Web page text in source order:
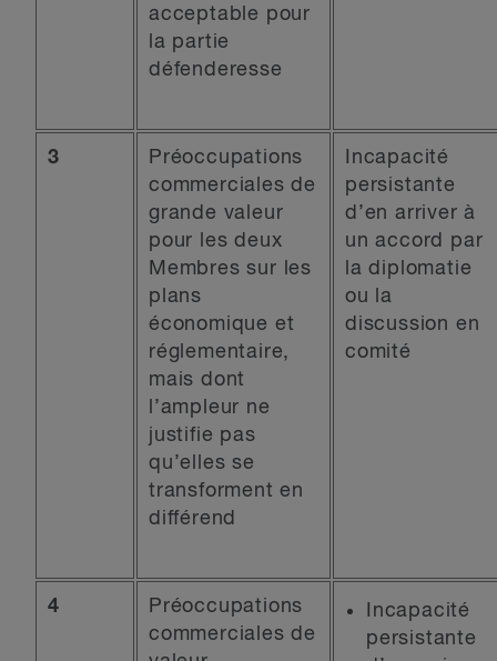
acceptable pour
la partie
défenderesse
3
Préoccupations
commerciales de
grande valeur
pour les deux
Membres sur les
plans
économique et
réglementaire,
mais dont
l’ampleur ne
justifie pas
qu’elles se
transforment en
différend
Incapacité
persistante
d’en arriver à
un accord par
la diplomatie
ou la
discussion en
comité
4
Préoccupations
commerciales de
Incapacité
persistante